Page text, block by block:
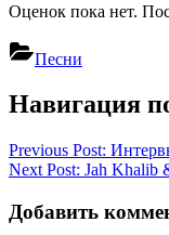
Оценок пока нет.
Песни
Навигация
Previous Post:
Next Post: Jah Khalib
Добавить